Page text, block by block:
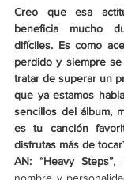
Creo que esa
beneficia mucho
difíciles. Es como
perdido y siempre
tratar de superar un
que ya estamos
sencillos del álbum,
es tu canción
disfrutas más de
AN: “Heavy Steps”,